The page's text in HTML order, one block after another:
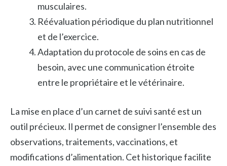
musculaires.
Réévaluation périodique du plan nutritionnel
et de l’exercice.
Adaptation du protocole de soins en cas de
besoin, avec une communication étroite
entre le propriétaire et le vétérinaire.
La mise en place d’un carnet de suivi santé est un
outil précieux. Il permet de consigner l’ensemble des
observations, traitements, vaccinations, et
modifications d’alimentation. Cet historique facilite